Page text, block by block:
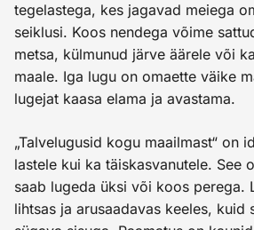
tegelastega, kes jagavad meiega
seiklusi. Koos nendega võime
metsa, külmunud järve äärele või
maale. Iga lugu on omaette väike
lugejat kaasa elama ja avastama.
„Talvelugusid kogu maailmast“ on
lastele kui ka täiskasvanutele. See
saab lugeda üksi või koos perega.
lihtsas ja arusaadavas keeles, kuid